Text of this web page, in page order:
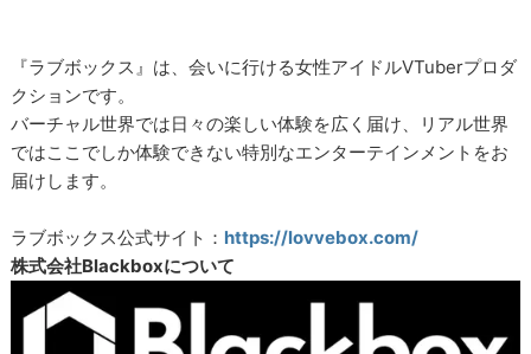
『ラブボックス』は、会いに行ける女性アイドルVTuberプロダ
クションです。
バーチャル世界では日々の楽しい体験を広く届け、リアル世界
ではここでしか体験できない特別なエンターテインメントをお
届けします。
ラブボックス公式サイト： https://lovvebox.com/
株式会社Blackboxについて